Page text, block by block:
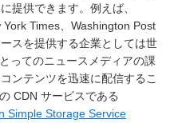
提供できます。例えば、
York Times、Washington Post
スを提供する企業としては世
ってのニュースメディアの課
ンテンツを迅速に配信するこ
CDN サービスである
Simple Storage Service